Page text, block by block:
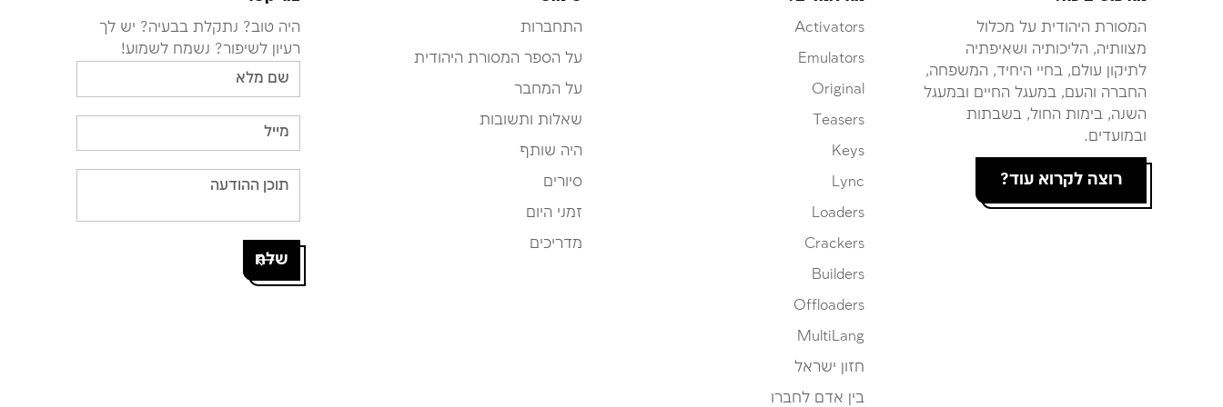
היה טוב? נתקלת בבעיה? יש לך
רעיון לשיפור? נשמח לשמוע!
התחברות
על הספר המסורת היהודית
על המחבר
שאלות ותשובות
היה שותף
סיורים
זמני היום
מדריכים
Activators
Emulators
Original
Teasers
Keys
Lync
Loaders
Crackers
Builders
Offloaders
MultiLang
חזון ישראל
בין אדם לחברו
המסורת היהודית על מכלול
מצוותיה, הליכותיה ושאיפתיה
לתיקון עולם, בחיי היחיד, המשפחה,
החברה והעם, במעגל החיים ובמעגל
השנה, בימות החול, בשבתות
ובמועדים.
רוצה לקרוא עוד?